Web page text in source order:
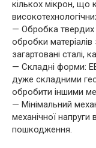
кількох мікрон, що
— Обробка твердих
обробки
загартовані сталі,
— Складні форми:
дуже складними
обробити іншими
— Мінімальний
механічної
пошкодження.